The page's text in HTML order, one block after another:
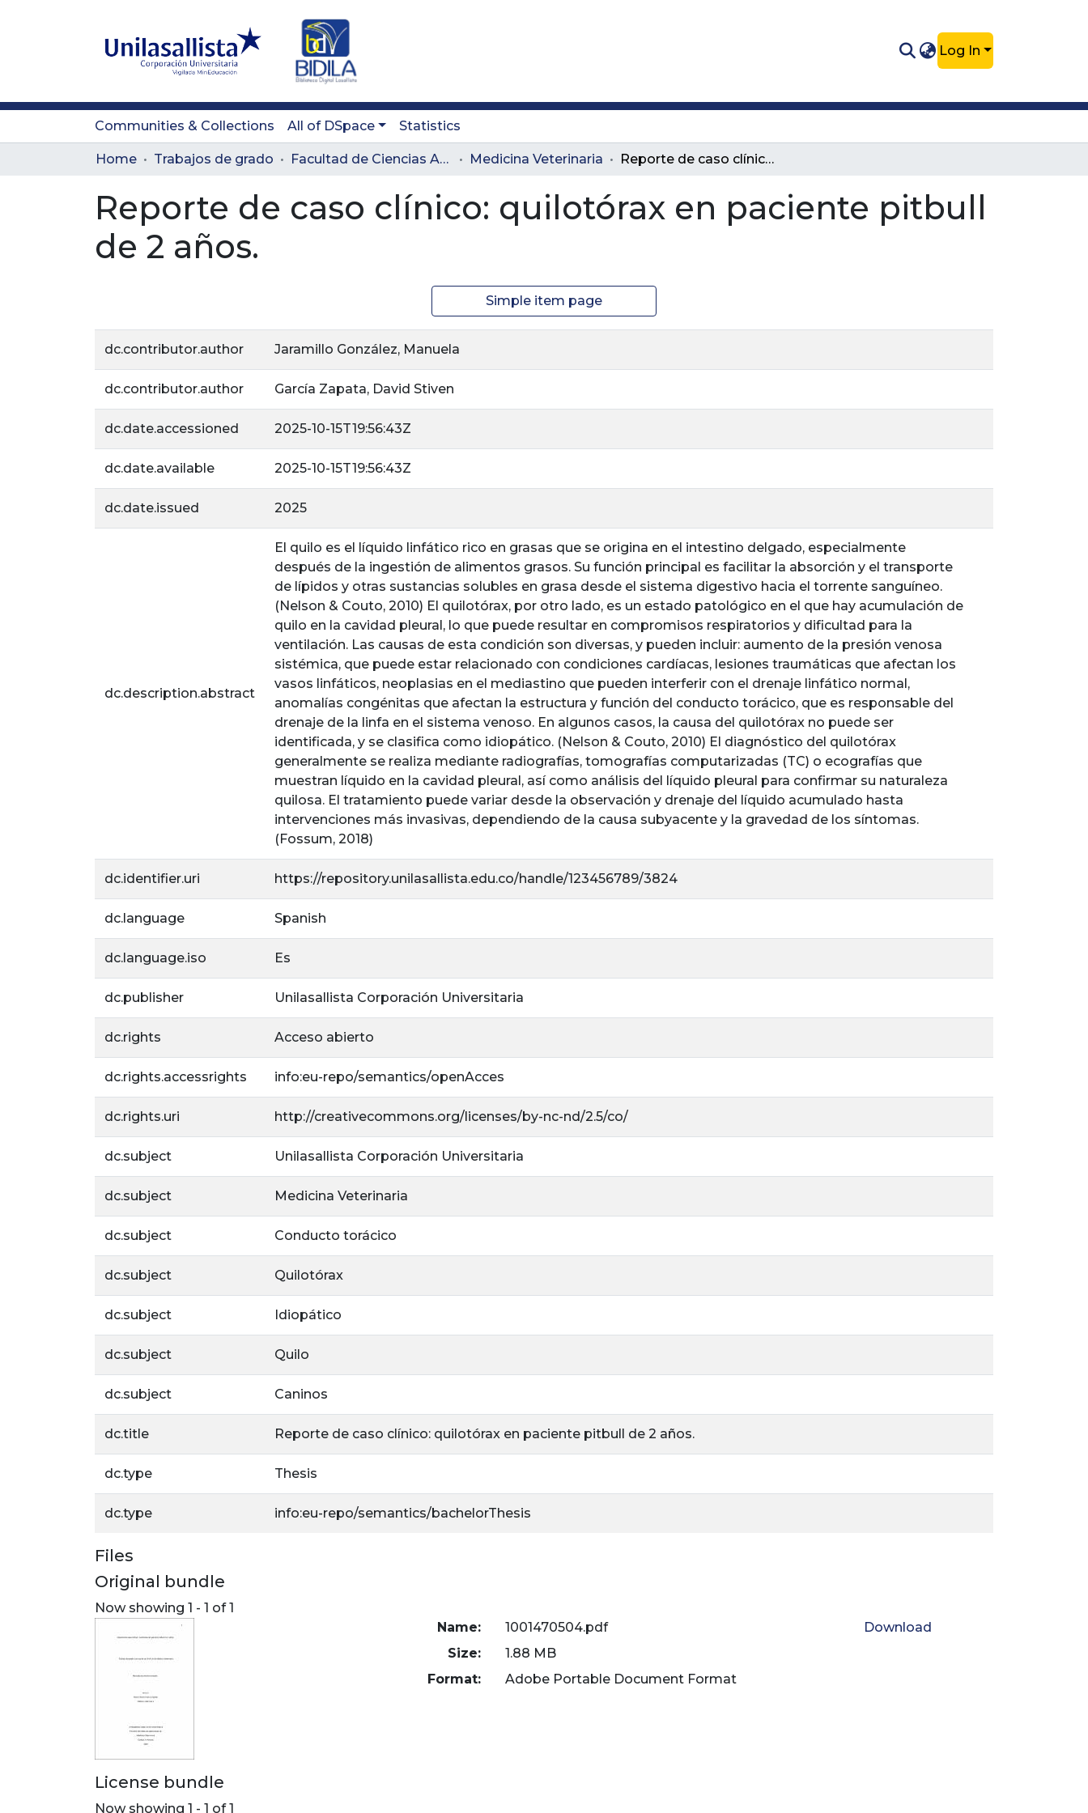
Log In
Communities & Collections All of DSpace Statistics
Home Trabajos de grado Facultad de Ciencias Administrativas y Agropecuarias Medicina Veterinaria Reporte de caso clínico: quilotórax en paciente pitbull de 2 años.
Reporte de caso clínico: quilotórax en paciente pitbull
de 2 años.
Simple item page
dc.contributor.author Jaramillo González, Manuela
dc.contributor.author García Zapata, David Stiven
dc.date.accessioned 2025-10-15T19:56:43Z
dc.date.available 2025-10-15T19:56:43Z
dc.date.issued 2025
dc.description.abstract
El quilo es el líquido linfático rico en grasas que se origina en el intestino delgado, especialmente
después de la ingestión de alimentos grasos. Su función principal es facilitar la absorción y el transporte
de lípidos y otras sustancias solubles en grasa desde el sistema digestivo hacia el torrente sanguíneo.
(Nelson & Couto, 2010) El quilotórax, por otro lado, es un estado patológico en el que hay acumulación de
quilo en la cavidad pleural, lo que puede resultar en compromisos respiratorios y dificultad para la
ventilación. Las causas de esta condición son diversas, y pueden incluir: aumento de la presión venosa
sistémica, que puede estar relacionado con condiciones cardíacas, lesiones traumáticas que afectan los
vasos linfáticos, neoplasias en el mediastino que pueden interferir con el drenaje linfático normal,
anomalías congénitas que afectan la estructura y función del conducto torácico, que es responsable del
drenaje de la linfa en el sistema venoso. En algunos casos, la causa del quilotórax no puede ser
identificada, y se clasifica como idiopático. (Nelson & Couto, 2010) El diagnóstico del quilotórax
generalmente se realiza mediante radiografías, tomografías computarizadas (TC) o ecografías que
muestran líquido en la cavidad pleural, así como análisis del líquido pleural para confirmar su naturaleza
quilosa. El tratamiento puede variar desde la observación y drenaje del líquido acumulado hasta
intervenciones más invasivas, dependiendo de la causa subyacente y la gravedad de los síntomas.
(Fossum, 2018)
dc.identifier.uri https://repository.unilasallista.edu.co/handle/123456789/3824
dc.language Spanish
dc.language.iso Es
dc.publisher Unilasallista Corporación Universitaria
dc.rights Acceso abierto
dc.rights.accessrights info:eu-repo/semantics/openAcces
dc.rights.uri http://creativecommons.org/licenses/by-nc-nd/2.5/co/
dc.subject Unilasallista Corporación Universitaria
dc.subject Medicina Veterinaria
dc.subject Conducto torácico
dc.subject Quilotórax
dc.subject Idiopático
dc.subject Quilo
dc.subject Caninos
dc.title Reporte de caso clínico: quilotórax en paciente pitbull de 2 años.
dc.type Thesis
dc.type info:eu-repo/semantics/bachelorThesis
Files
Original bundle
Now showing 1 - 1 of 1
Name:
1001470504.pdf
Size:
1.88 MB
Format:
Adobe Portable Document Format
Download
License bundle
Now showing 1 - 1 of 1